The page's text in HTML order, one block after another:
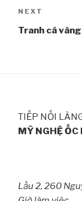
Next
Post
NEXT
Tranh cá
TIẾP NỐI
MỸ NGHỆ ỐC
Lầu 2, 260